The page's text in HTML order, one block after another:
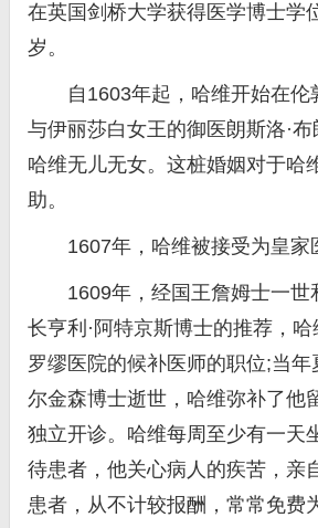
在英国剑桥大学获得医学博士学
岁。
自1603年起，哈维开始在伦
与伊丽莎白女王的御医朗斯洛·布
哈维无儿无女。这桩婚姻对于哈
助。
1607年，哈维被接受为皇家
1609年，经国王詹姆士一世
长亨利·阿特京斯博士的推荐，
罗缪医院的候补医师的职位;当
尔金森博士逝世，哈维弥补了他
独立开诊。哈维每周至少有一天
待患者，他关心病人的疾苦，亲
患者，从不计较报酬，常常免费